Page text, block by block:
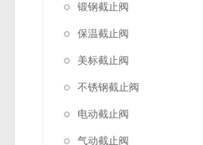
锻钢截止阀
保温截止阀
美标截止阀
不锈钢截止阀
电动截止阀
气动截止阀